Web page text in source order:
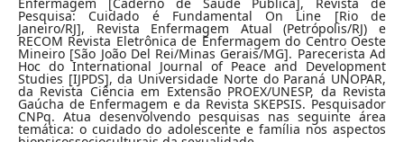
Pesquisa: Cuidado é Fundamental On Line [Rio de
Janeiro/RJ], Revista Enfermagem Atual (Petrópolis/RJ) e
RECOM Revista Eletrônica de Enfermagem do Centro Oeste
Mineiro [São João Del Rei/Minas Gerais/MG]. Parecerista Ad
Hoc do International Journal of Peace and Development
Studies [IJPDS], da Universidade Norte do Paraná UNOPAR,
da Revista Ciência em Extensão PROEX/UNESP, da Revista
Gaúcha de Enfermagem e da Revista SKEPSIS. Pesquisador
CNPq. Atua desenvolvendo pesquisas nas seguinte área
temática: o cuidado do adolescente e família nos aspectos